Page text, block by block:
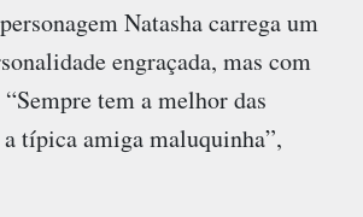
Natasha carrega um
engraçada, mas com
tem a melhor das
típica amiga maluquinha”,